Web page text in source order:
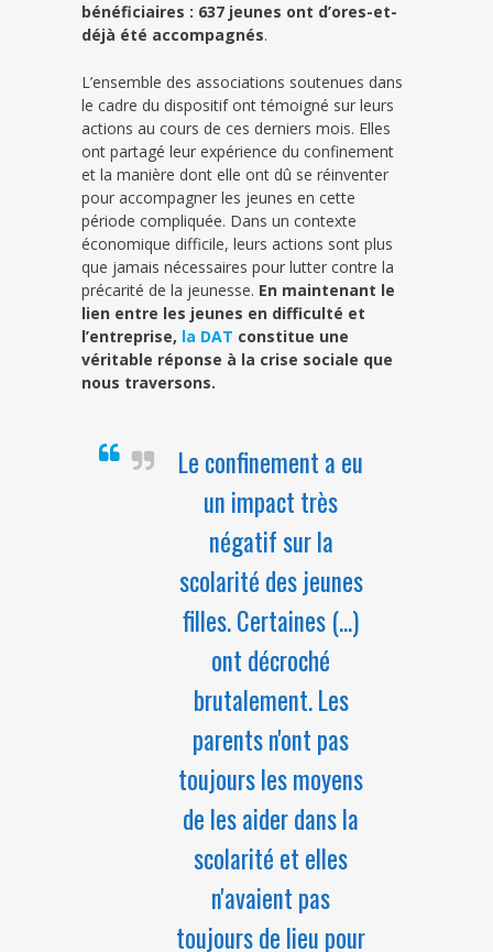
bénéficiaires : 637 jeunes ont d’ores-et-
déjà été accompagnés.
L’ensemble des associations soutenues dans
le cadre du dispositif ont témoigné sur leurs
actions au cours de ces derniers mois. Elles
ont partagé leur expérience du confinement
et la manière dont elle ont dû se réinventer
pour accompagner les jeunes en cette
période compliquée. Dans un contexte
économique difficile, leurs actions sont plus
que jamais nécessaires pour lutter contre la
précarité de la jeunesse. En maintenant le
lien entre les jeunes en difficulté et
l’entreprise, la DAT constitue une
véritable réponse à la crise sociale que
nous traversons.
Le confinement a eu
un impact très
négatif sur la
scolarité des jeunes
filles. Certaines (...)
ont décroché
brutalement. Les
parents n'ont pas
toujours les moyens
de les aider dans la
scolarité et elles
n'avaient pas
toujours de lieu pour